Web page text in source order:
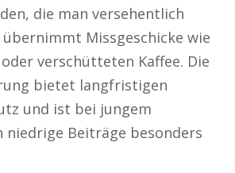
die man versehentlich
Missgeschicke wie
verschütteten Kaffee. Die
bietet langfristigen
und ist bei jungem
niedrige Beiträge besonders